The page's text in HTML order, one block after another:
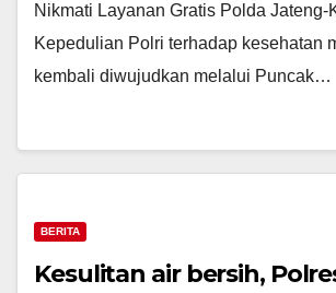
Nikmati Layanan Gratis Polda Jateng-
Kepedulian Polri terhadap kesehatan
kembali diwujudkan melalui Puncak…
BERITA
Kesulitan air bersih,